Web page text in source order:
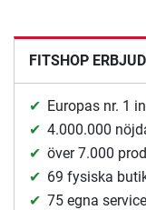
FITSHOP
Europas nr. 1
4.000.000
över 7.000
69 fysiska
75 egna